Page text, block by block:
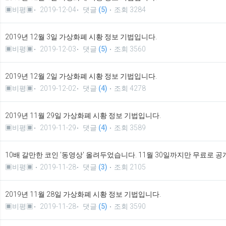
▣비평▣
2019-12-04 댓글 (5) 조회 3284
2019년 12월 3일 가상화폐 시황 정보 기법입니다.
▣비평▣
2019-12-03 댓글 (5) 조회 3560
2019년 12월 2일 가상화폐 시황 정보 기법입니다.
▣비평▣
2019-12-02 댓글 (4) 조회 4278
2019년 11월 29일 가상화폐 시황 정보 기법입니다.
▣비평▣
2019-11-29 댓글 (4) 조회 3589
10배 갈만한 코인 '동영상' 올려두었습니다. 11월 30일까지만 무료로 공
▣비평▣
2019-11-28 댓글 (3) 조회 2105
2019년 11월 28일 가상화폐 시황 정보 기법입니다.
▣비평▣
2019-11-28 댓글 (5) 조회 3590